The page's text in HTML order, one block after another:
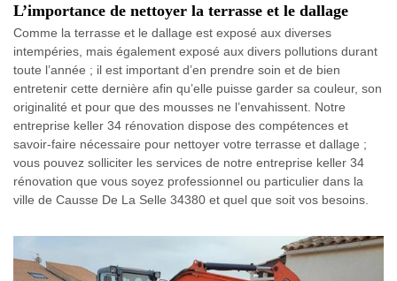
L’importance de nettoyer la terrasse et le dallage
Comme la terrasse et le dallage est exposé aux diverses
intempéries, mais également exposé aux divers pollutions durant
toute l’année ; il est important d’en prendre soin et de bien
entretenir cette dernière afin qu’elle puisse garder sa couleur, son
originalité et pour que des mousses ne l’envahissent. Notre
entreprise keller 34 rénovation dispose des compétences et
savoir-faire nécessaire pour nettoyer votre terrasse et dallage ;
vous pouvez solliciter les services de notre entreprise keller 34
rénovation que vous soyez professionnel ou particulier dans la
ville de Causse De La Selle 34380 et quel que soit vos besoins.